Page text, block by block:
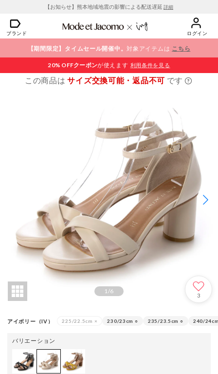
【お知らせ】熊本地域地震の影響による配送遅延 詳細
ブランド ログイン
【期間限定】タイムセール開催中。対象アイテムは こちら
20% OFFクーポンが使えます 利用条件を見る
この商品はサイズ交換可能・返品不可 です
1/6
3
アイボリー（IV） 225/22.5cm × 230/23cm ○ 235/23.5cm ○ 240/
バリエーション